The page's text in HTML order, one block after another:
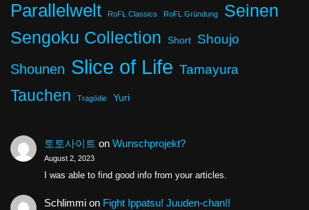
Parallelwelt RoFL Classics RoFL Gründung
Seinen
Sengoku Collection
Short Shoujo
Shounen Slice of Life Tamayura
Tauchen Tragödie Yuri
토토사이트 on Wunschprojekt?
August 2, 2023
I was able to find good info from your articles.
Schlimmion Fight Ippatsu! Juuden-chan!!